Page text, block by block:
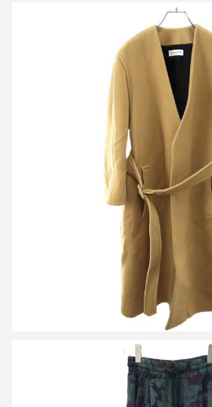
ドリスヴァンノッテン ノーカラ
詳しく見る